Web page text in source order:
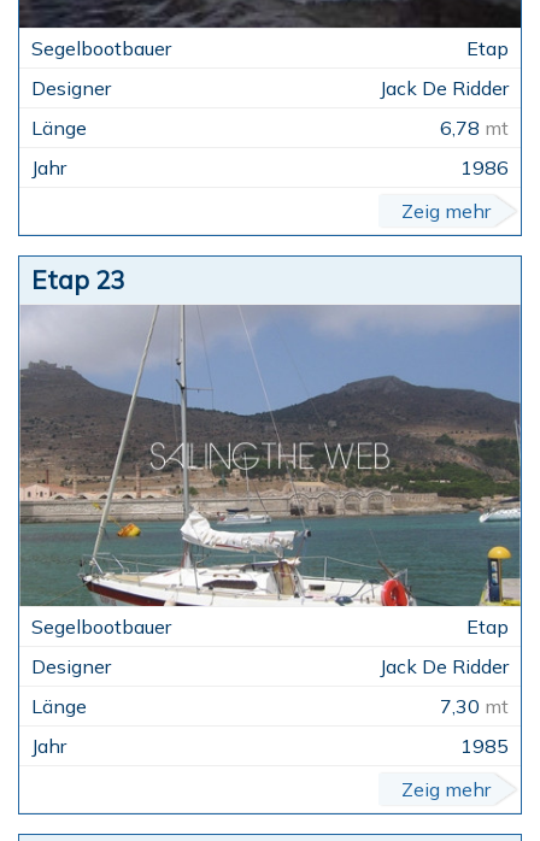
Etap
Jack De Ridder
6,78 mt
1986
Zeig mehr
Etap 23
Etap
Jack De Ridder
7,30 mt
1985
Zeig mehr